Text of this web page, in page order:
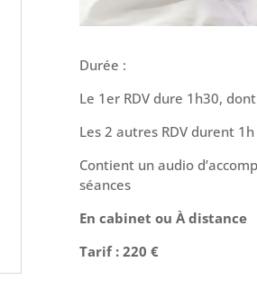
Durée :
Le 1er RDV dure 1h30,
Les 2 autres RDV durent 1h
Contient un audio
séances
En cabinet ou À distance
Tarif : 220 €